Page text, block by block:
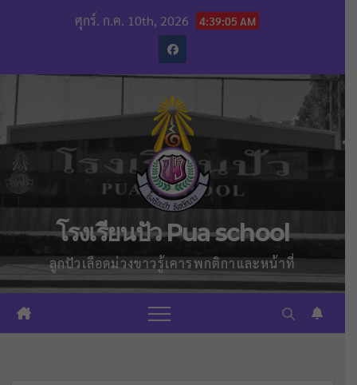
ศุกร์. ก.ค. 10th, 2026 4:39:05 AM
โรงเรียนปัว Pua school
ลูกปัวเลือดม่วงขาวรู้เคารพกติกาและหน้าที่